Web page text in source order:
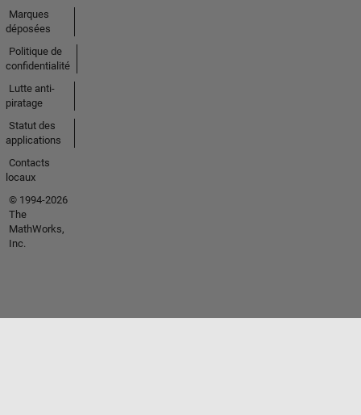
Marques
déposées
Politique de
confidentialité
Lutte anti-
piratage
Statut des
applications
Contacts
locaux
© 1994-2026
The
MathWorks,
Inc.